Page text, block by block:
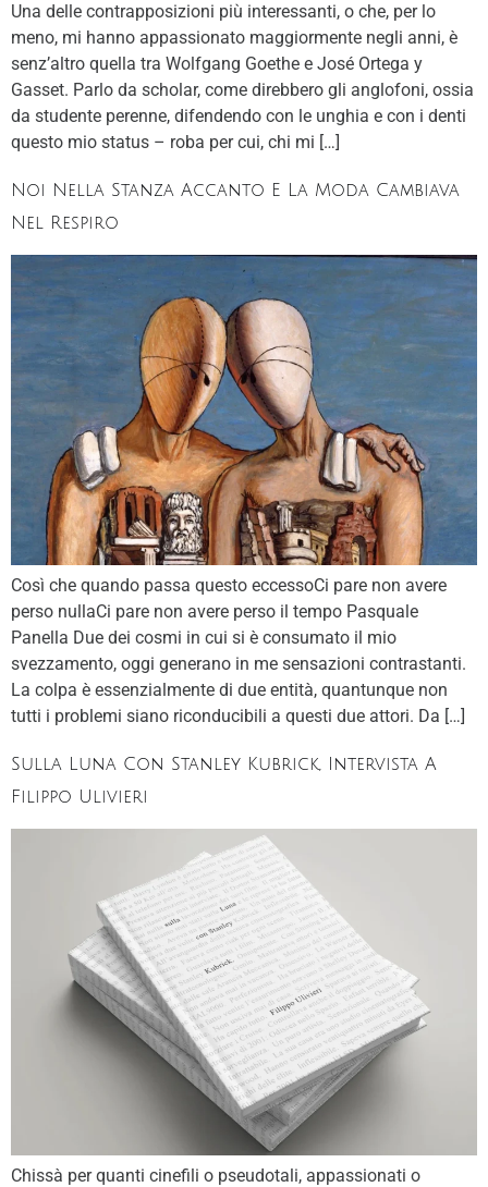
Una delle contrapposizioni più interessanti, o che, per lo
meno, mi hanno appassionato maggiormente negli anni, è
senz’altro quella tra Wolfgang Goethe e José Ortega y
Gasset. Parlo da scholar, come direbbero gli anglofoni, ossia
da studente perenne, difendendo con le unghia e con i denti
questo mio status – roba per cui, chi mi […]
Noi Nella Stanza Accanto E La Moda Cambiava
Nel Respiro
Così che quando passa questo eccessoCi pare non avere
perso nullaCi pare non avere perso il tempo Pasquale
Panella Due dei cosmi in cui si è consumato il mio
svezzamento, oggi generano in me sensazioni contrastanti.
La colpa è essenzialmente di due entità, quantunque non
tutti i problemi siano riconducibili a questi due attori. Da […]
Sulla Luna Con Stanley Kubrick, Intervista A
Filippo Ulivieri
Chissà per quanti cinefili o pseudotali, appassionati o